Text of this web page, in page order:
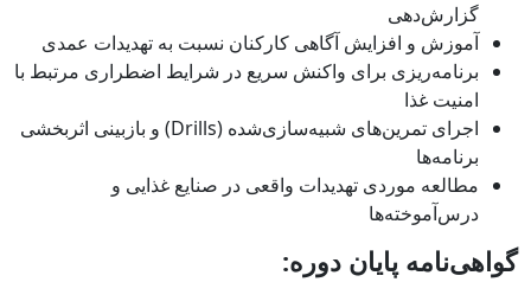
گزارش‌دهی
آموزش و افزایش آگاهی کارکنان نسبت به تهدیدات عمدی
برنامه‌ریزی برای واکنش سریع در شرایط اضطراری مرتبط با
امنیت غذا
اجرای تمرین‌های شبیه‌سازی‌شده (Drills) و بازبینی اثربخشی
برنامه‌ها
مطالعه موردی تهدیدات واقعی در صنایع غذایی و
درس‌آموخته‌ها
گواهی‌نامه پایان دوره: